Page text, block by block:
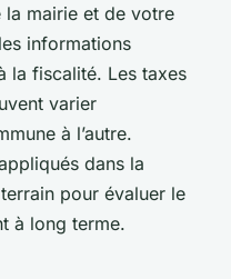
la mairie et de votre
informations
la fiscalité. Les taxes
varier
à l’autre.
dans la
pour évaluer le
à long terme.